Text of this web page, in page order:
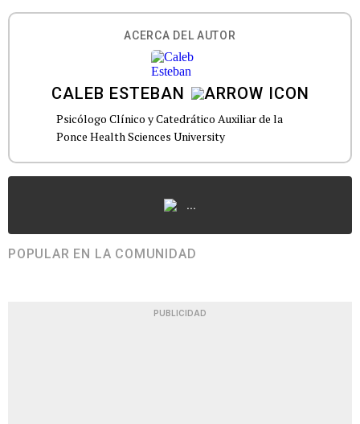
ACERCA DEL AUTOR
CALEB ESTEBAN
Psicólogo Clínico y Catedrático Auxiliar de la
Ponce Health Sciences University
...
POPULAR EN LA COMUNIDAD
PUBLICIDAD